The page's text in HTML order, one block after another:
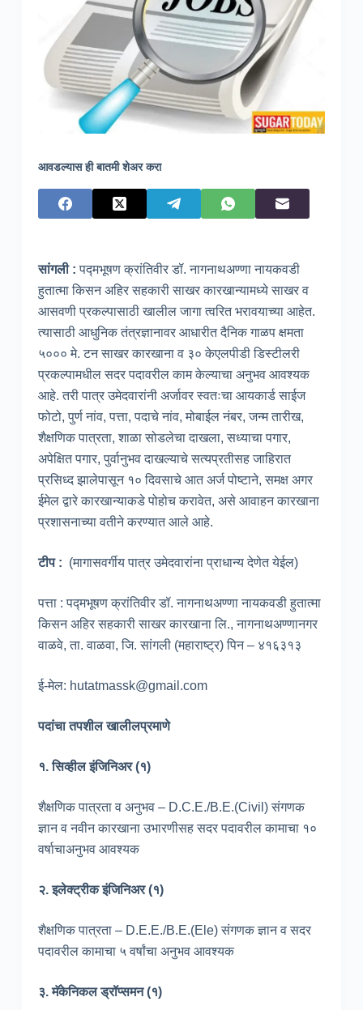
आवडल्यास ही बातमी शेअर करा
सांगली :पद्मभूषण क्रांतिवीर डॉ. नागनाथअण्णा नायकवडी
हुतात्मा किसन अहिर सहकारी साखर कारखान्यामध्ये साखर व
आसवणी प्रकल्पासाठी खालील जागा त्वरित भरावयाच्या आहेत.
त्‍यासाठी आधुनिक तंत्रज्ञानावर आधारीत दैनिक गाळप क्षमता
५००० मे. टन साखर कारखाना व ३० केएलपीडी डिस्टीलरी
प्रकल्पामधील सदर पदावरील काम केल्याचा अनुभव आवश्यक
आहे. तरी पात्र उमेदवारांनी अर्जावर स्वतःचा आयकार्ड साईज
फोटो, पुर्ण नांव, पत्ता, पदाचे नांव, मोबाईल नंबर, जन्म तारीख,
शैक्षणिक पात्रता, शाळा सोडलेचा दाखला, सध्याचा पगार,
अपेक्षित पगार, पुर्वानुभव दाखल्याचे सत्यप्रतीसह जाहिरात
प्रसिध्द झालेपासून १० दिवसाचे आत अर्ज पोष्टाने, समक्ष अगर
ईमेल द्वारे कारखान्याकडे पोहोच करावेत, असे आवाहन कारखाना
प्रशासनाच्या वतीने करण्यात आले आहे.
टीप : (मागासवर्गीय पात्र उमेदवारांना प्राधान्य देणेत येईल)
पत्ता : पद्मभूषण क्रांतिवीर डॉ. नागनाथअण्णा नायकवडी हुतात्मा
किसन अहिर सहकारी साखर कारखाना लि., नागनाथअण्णानगर
वाळवे, ता. वाळवा, जि. सांगली (महाराष्ट्र) पिन – ४१६३१३
ई-मेल: hutatmassk@gmail.com
पदांचा तपशील खालीलप्रमाणे
१. सिव्हील इंजिनिअर (१)
शैक्षणिक पात्रता व अनुभव – D.C.E./B.E.(Civil) संगणक
ज्ञान व नवीन कारखाना उभारणीसह सदर पदावरील कामाचा १०
वर्षाचाअनुभव आवश्यक
२. इलेक्ट्रीक इंजिनिअर (१)
शैक्षणिक पात्रता – D.E.E./B.E.(Ele) संगणक ज्ञान व सदर
पदावरील कामाचा ५ वर्षांचा अनुभव आवश्यक
३. मॅकेनिकल ड्रॉप्समन (१)